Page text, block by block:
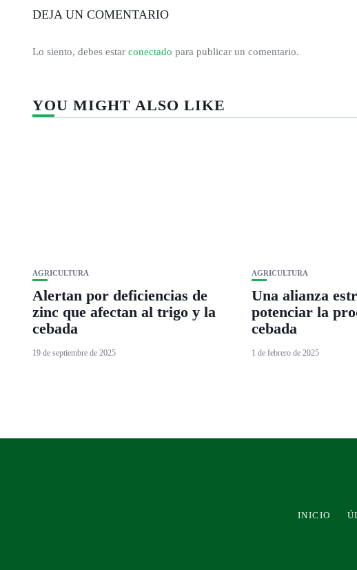
DEJA UN COMENTARIO
Lo siento, debes estar conectado para publicar un comentario.
YOU MIGHT ALSO LIKE
AGRICULTURA
Alertan por deficiencias de
zinc que afectan al trigo y la
cebada
19 de septiembre de 2025
AGRICULTURA
Una alianza
potenciar la
cebada
1 de febrero de 2025
INICIO